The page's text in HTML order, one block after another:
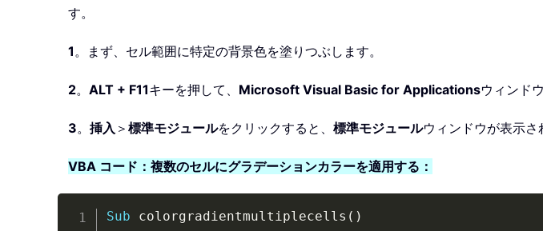
す。
1。まず、セル範囲に特定の背景色を塗りつぶします。
2。 ALT + F11キーを押して、 Microsoft Visual Basic for Applicationsウィンド
3。 挿入 ＞ 標準モジュールをクリックすると、 標準モジュールウィンドウが表示さ
VBA コード：複数のセルにグラデーションカラーを適用する：
Sub colorgradientmultiplecells ( )